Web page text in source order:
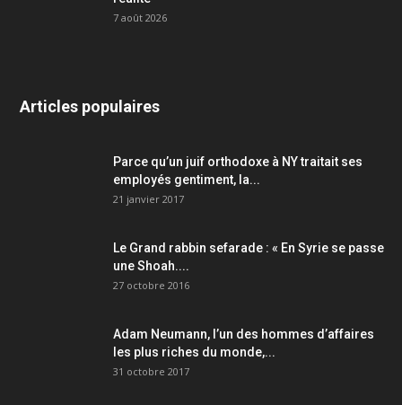
7 août 2026
Articles populaires
Parce qu’un juif orthodoxe à NY traitait ses
employés gentiment, la...
21 janvier 2017
Le Grand rabbin sefarade : « En Syrie se passe
une Shoah....
27 octobre 2016
Adam Neumann, l’un des hommes d’affaires
les plus riches du monde,...
31 octobre 2017